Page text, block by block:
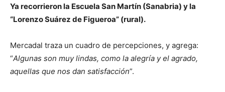
Ya recorrieron la Escuela San Martín (Sanabria) y la
“Lorenzo Suárez de Figueroa” (rural).
Mercadal traza un cuadro de percepciones, y agrega:
“Algunas son muy lindas, como la alegría y el agrado,
aquellas que nos dan satisfacción”.